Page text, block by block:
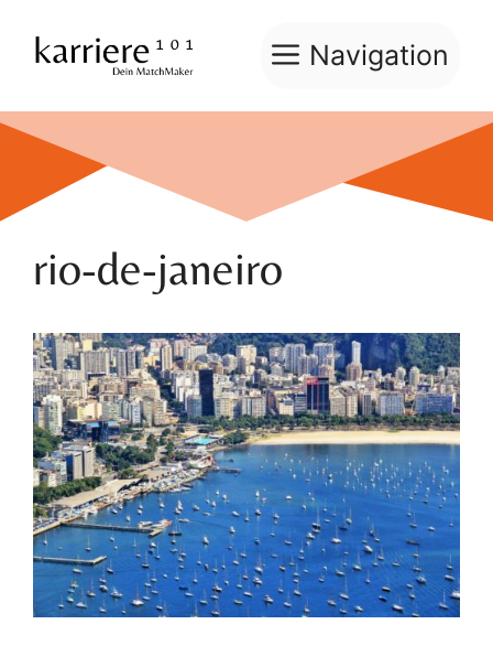
Inhalt
springen
Navigation
rio-de-janeiro